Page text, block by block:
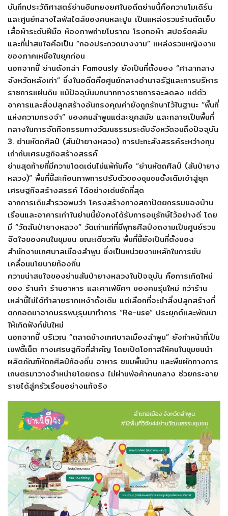
บันทึกประวัติศาสตร์ย่านอินทยงยศในอดีตย่านนี้คือความโมเดิร์น
และศูนย์กลางไลฟ์สไตล์ของคนหละปูน เป็นแหล่งรวมร้านตัดเย็บ
เสื้อผ้าระดับฝีมือ ห้องภาพถ่ายโบราณ โรงทอผ้า สปอร์ตคลับ
และที่น่าสนใจคือเป็น “กองประกวดนางงาม” แหล่งรวมหญิงงาม
ของภาคเหนือในยุคก่อน
นอกจากนี้ ย่านดังกล่า Famously ยังเป็นที่ตั้งของ “ศาลากลาง
จังหวัดหลังเก่า” ซึ่งในอดีตคือศูนย์กลางอำนาจรัฐและการบริหาร
ราชการแผ่นดิน แม้ปัจจุบันบทบาททางราชการจะลดลง แต่ตัว
อาคารและสิ่งปลูกสร้างอันทรงคุณค่ายังถูกรักษาไว้ในฐานะ “พื้นที่
แห่งความทรงจำ” ของคนลำพูนแต่ละยุคสมัย และกลายเป็นพื้นที่
กลางในการจัดกิจกรรมทางวัฒนธรรมระดับจังหวัดจนถึงปัจจุบัน
3. ย่านหัตถศิลป์ (สันป่ายางหลวง) การปะทะสังสรรค์ระหว่างทุน
เก่ากับเศรษฐกิจสร้างสรรค์
ย่านสุดท้ายที่มีความโดดเด่นไม่แพ้กันคือ “ย่านหัตถศิลป์ (สันป่ายาง
หลวง)” พื้นที่นี้สะท้อนภาพการปรับตัวของชุมชนดั้งเดิมเข้าสู่ยุค
เศรษฐกิจสร้างสรรค์ ได้อย่างเด่นชัดที่สุด
จากการเดินสำรวจพบว่า โครงสร้างทางสถาปัตยกรรมของบ้าน
เรือนและอาคารเก่าในย่านนี้ยังคงได้รับการอนุรักษ์ไว้อย่างดี โดย
มี “วัดสันป่ายางหลวง” วัดเก่าแก่ที่มีพุทธศิลป์งดงามเป็นศูนย์รวม
จิตใจของคนในชุมชน ขณะเดียวกัน พื้นที่นี้ยังเป็นที่ตั้งของ
สำนักงานเทศบาลเมืองลำพูน ซึ่งเป็นหน่วยงานหลักในการขับ
เคลื่อนนโยบายท้องถิ่น
ความน่าสนใจของย่านสันป่ายางหลวงในปัจจุบัน คือการเกิดใหม่
ของ ร้านค้า ร้านอาหาร และคาเฟ่ชิคๆ ของคนรุ่นใหม่ ทว่าร้าน
เหล่านี้ไม่ได้ทำลายรากเหง้าดั้งเดิม แต่เลือกที่จะนำสิ่งปลูกสร้างที่
ตกทอดมาจากบรรพบุรุษมาทำการ “Re-use” ประยุกต์และพัฒนา
ให้เกิดฟังก์ชันใหม่
นอกจากนี้ บริเวณ “ตลาดข้างเทศบาลเมืองลำพูน” ยังทำหน้าที่เป็น
เซฟตี้เน็ต ทางเศรษฐกิจที่สำคัญ โดยเปิดโอกาสให้คนในชุมชนนำ
ผลิตภัณฑ์หัตถศิลป์ท้องถิ่น อาหาร ขนมพื้นบ้าน และพืชผักทางการ
เกษตรมาวางจำหน่ายโดยตรง ไม่ผ่านพ่อค้าคนกลาง ช่วยกระจาย
รายได้สู่ครัวเรือนอย่างแท้จริง